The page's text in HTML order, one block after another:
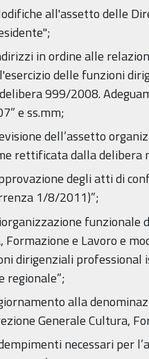
all'assetto delle
in ordine alle
delle funzioni
999/2008.
e ss.mm;
dell’assetto
rettificata dalla delibera
degli atti di
1/8/2011)”;
funzionale
Formazione e Lavoro e
dirigenziali professional
regionale”;
alla
Generale Cultura,
necessari per